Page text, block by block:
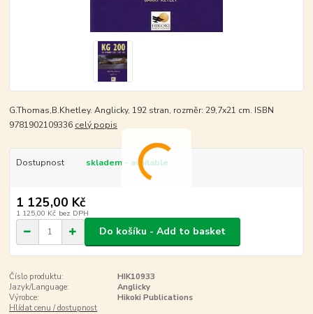
G.Thomas,B.Khetley. Anglicky, 192 stran, rozměr: 29,7x21 cm. ISBN
9781902109336 celý popis
Dostupnost skladem - available
1 125,00 Kč
1 125,00 Kč bez DPH
Do košíku - Add to basket
Číslo produktu:
HIK10933
Jazyk/Language:
Anglicky
Výrobce:
Hikoki Publications
Hlídat cenu / dostupnost